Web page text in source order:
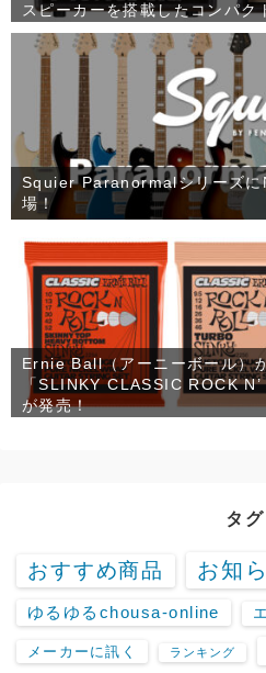
スピーカーを搭載したコンパク
「1×12 RV90」が発売！
Squier Paranormalシリーズに
場！
Ernie Ball（アーニーボール）
「SLINKY CLASSIC ROCK
が発売！
タグ
おすすめ商品 お知
ゆるゆるchousa-online
メーカーに訊く ランキング